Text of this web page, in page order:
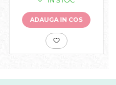
ADAUGA IN COS